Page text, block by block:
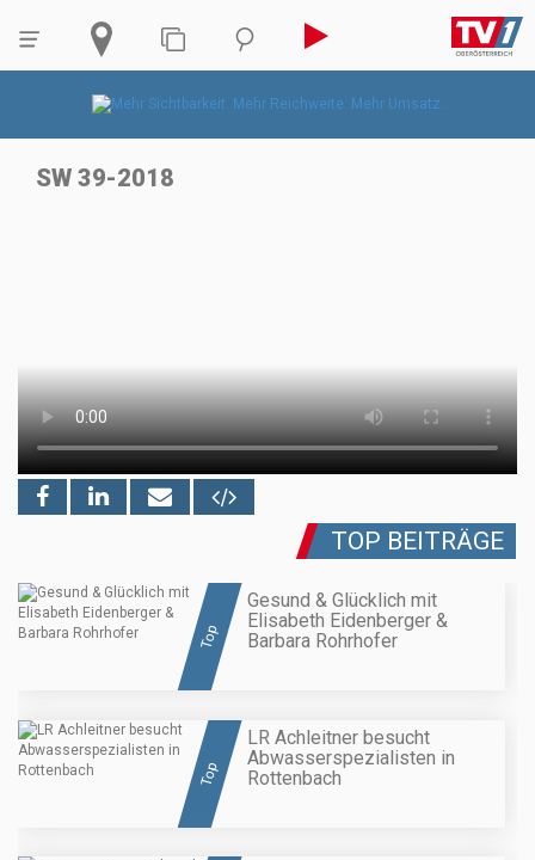
SW 39-2018
TOP BEITRÄGE
Top
Gesund & Glücklich mit
Elisabeth Eidenberger &
Barbara Rohrhofer
Top
LR Achleitner besucht
Abwasserspezialisten in
Rottenbach